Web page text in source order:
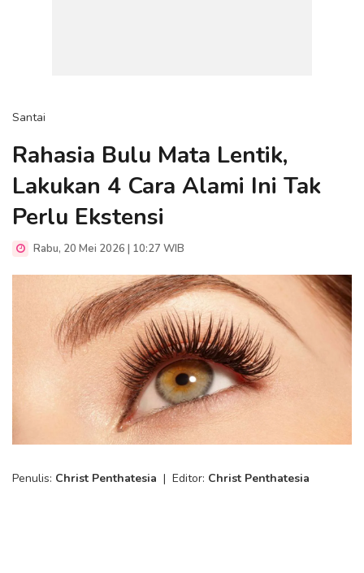
Santai
Rahasia Bulu Mata Lentik,
Lakukan 4 Cara Alami Ini Tak
Perlu Ekstensi
Rabu, 20 Mei 2026 | 10:27 WIB
Penulis: Christ Penthatesia | Editor: Christ Penthatesia